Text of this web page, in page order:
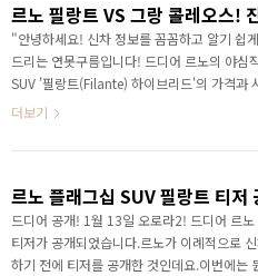
지, 제가 딱 정해드리겠습니다. 그리고 그랑
함께 고민하시는 분들이 많죠? 영상 끝에서 함
드리겠습니다. 4331만원! 가성비 테크노 만족
닉 필랑트 가격분석!"먼저 가장 중요한 가격부
준입니다. 기본 트림인 '테크노'는 ..
"안녕하세요! 신차 정보를 꼼꼼하고 알기 쉽
드리는 연못구름입니다! 드디어 르노의 야심
SUV '필랑트(Filante) 하이브리드'의 가격과
개되었습니다. 많은 분들이 그랑 콜레오스의
개된 가격표를 바탕으로 '테크노', '아이코닉',
소비일지, 제가 딱 정해드리겠습니다. 그리고
오스를 함께 고민하시는 분들이 많죠? 영상
비교해 드리겠습니다. 4331만원! 가성비 테
아이코닉 필랑트 가격분석!"먼저 가장 중요한
더보기
드디어 공개! 1월 13일 오로라2! 드디어 르노
티저가 공개되었습니다.르노가 이례적으로
하기 전에 티저를 공개한 것인데요.이번에는